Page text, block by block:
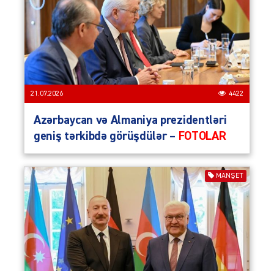
21.07.2026 4422
Azərbaycan və Almaniya prezidentləri
geniş tərkibdə görüşdülər – FOTOLAR
MANŞET